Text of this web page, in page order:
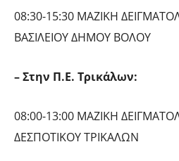
08:30-15:30 ΜΑΖΙΚΗ
ΒΑΣΙΛΕΙΟΥ ΔΗΜΟΥ ΒΟΛΟΥ
– Στην Π.Ε. Τρικάλων:
08:00-13:00 ΜΑΖΙΚΗ
ΔΕΣΠΟΤΙΚΟΥ ΤΡΙΚΑΛΩΝ